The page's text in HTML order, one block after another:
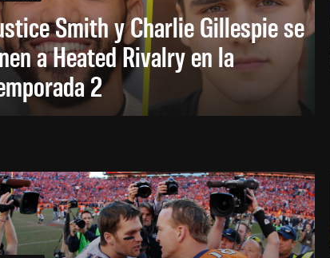
Smith y Charlie Gillespie se
a Heated Rivalry en la
2